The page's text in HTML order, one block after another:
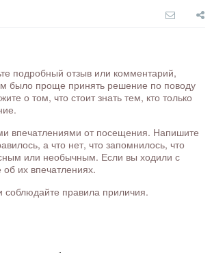
подробный отзыв или комментарий,
было проще принять решение по поводу
о том, что стоит знать тем, кто только
впечатлениями от посещения. Напишите
а что нет, что запомнилось, что
или необычным. Если вы ходили с
их впечатлениях.
соблюдайте правила приличия.